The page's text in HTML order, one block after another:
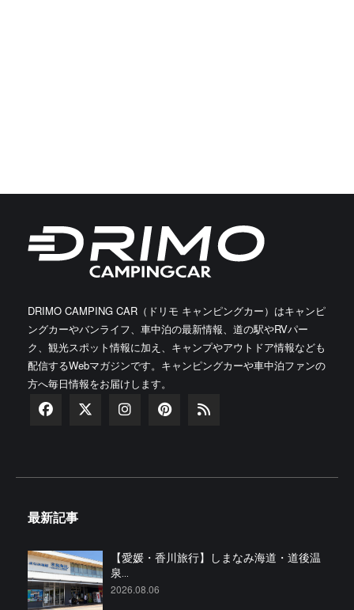
DRIMO CAMPING CAR（ドリモ キャンピングカー）はキャンピ
ングカーやバンライフ、車中泊の最新情報、道の駅やRVパー
ク、観光スポット情報に加え、キャンプやアウトドア情報なども
配信するWebマガジンです。キャンピングカーや車中泊ファンの
方へ毎日情報をお届けします。
最新記事
【愛媛・香川旅行】しまなみ海道・道後温
泉...
2026.08.06